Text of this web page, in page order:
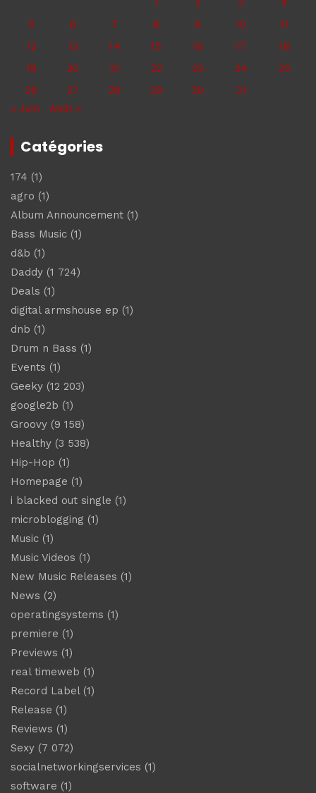
1 2 3
4
5
6 7 8 9 10
11
12
13 14 15 16 17
18
19
20 21 22 23 24
25
26
27 28 29 30
31
« Juin
Août »
Catégories
174 (1)
agro (1)
Album Announcement (1)
Bass Music (1)
d&b (1)
Daddy (1 724)
Deals (1)
digital armshouse ep (1)
dnb (1)
Drum n Bass (1)
Events (1)
Geeky (12 203)
google2b (1)
Groovy (9 158)
Healthy (3 538)
Hip-Hop (1)
Homepage (1)
i blacked out single (1)
microblogging (1)
Music (1)
Music Videos (1)
New Music Releases (1)
News (2)
operatingsystems (1)
premiere (1)
Previews (1)
real timeweb (1)
Record Label(1)
Release (1)
Reviews (1)
Sexy (7 072)
socialnetworkingservices (1)
software (1)